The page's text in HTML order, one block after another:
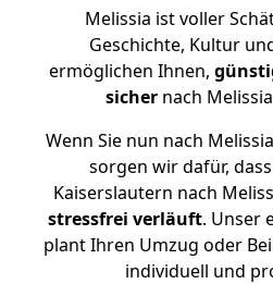
Melissia ist voller
Geschichte, Kultur
ermöglichen Ihnen,
sichernach
Wenn Sie nun nach
sorgen wir dafür,
Kaiserslautern nach
stressfrei verläuft. Unser
plant Ihren Umzug oder
individuell und